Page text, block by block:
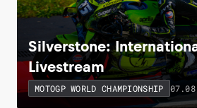
Silverstone:
Livestream
MOTOGP WORLD CHAMPIONSHIP